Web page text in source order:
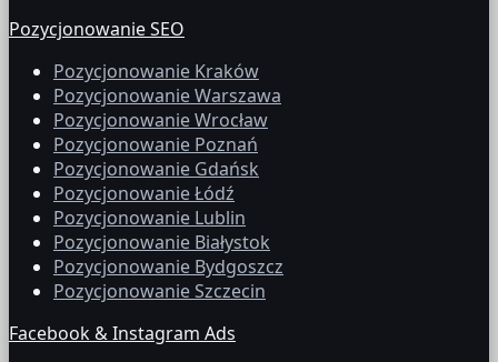
Pozycjonowanie SEO
Pozycjonowanie Kraków
Pozycjonowanie Warszawa
Pozycjonowanie Wrocław
Pozycjonowanie Poznań
Pozycjonowanie Gdańsk
Pozycjonowanie Łódź
Pozycjonowanie Lublin
Pozycjonowanie Białystok
Pozycjonowanie Bydgoszcz
Pozycjonowanie Szczecin
Facebook & Instagram Ads